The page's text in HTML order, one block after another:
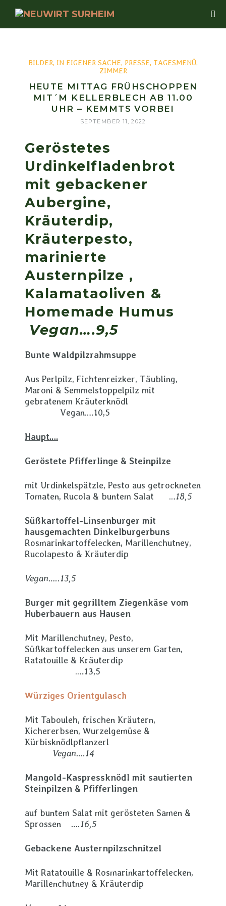
BILDER, IN EIGENER SACHE, PRESSE, TAGESMENÜ,
ZIMMER
HEUTE MITTAG FRÜHSCHOPPEN
MIT´M KELLERBLECH AB 11.00
UHR – KEMMTS VORBEI
SEPTEMBER 11, 2022
Geröstetes
Urdinkelfladenbrot
mit gebackener
Aubergine,
Kräuterdip,
Kräuterpesto,
marinierte
Austernpilze ,
Kalamataoliven &
Homemade Humus
Vegan….9,5
Bunte Waldpilzrahmsuppe
Aus Perlpilz, Fichtenreizker, Täubling,
Maroni & Semmelstoppelpilz mit
gebratenem Kräuterknödl
Vegan….10,5
Haupt….
Geröstete Pfifferlinge & Steinpilze
mit Urdinkelspätzle, Pesto aus getrockneten
Tomaten, Rucola & buntem Salat …18,5
Süßkartoffel-Linsenburger mit
hausgemachten Dinkelburgerbuns
Rosmarinkartoffelecken, Marillenchutney,
Rucolapesto & Kräuterdip
Vegan…..13,5
Burger mit gegrilltem Ziegenkäse vom
Huberbauern aus Hausen
Mit Marillenchutney, Pesto,
Süßkartoffelecken aus unserem Garten,
Ratatouille & Kräuterdip
….13,5
Würziges Orientgulasch
Mit Tabouleh, frischen Kräutern,
Kichererbsen, Wurzelgemüse &
Kürbisknödlpflanzerl
Vegan….14
Mangold-Kaspressknödl mit sautierten
Steinpilzen & Pfifferlingen
auf buntem Salat mit gerösteten Samen &
Sprossen
….16,5
Gebackene Austernpilzschnitzel
Mit Ratatouille & Rosmarinkartoffelecken,
Marillenchutney & Kräuterdip